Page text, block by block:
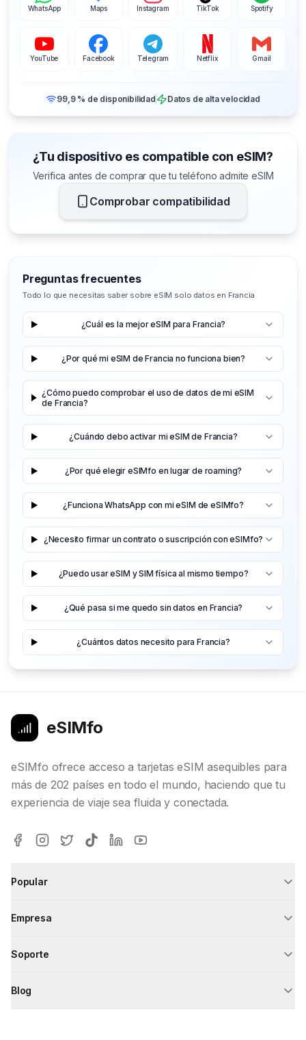
WhatsApp Maps Instagram TikTok Spotify
YouTube Facebook Telegram Netflix Gmail
99,9 % de disponibilidad Datos de alta velocidad
¿Tu dispositivo es compatible con eSIM?
Verifica antes de comprar que tu teléfono admite eSIM
Comprobar compatibilidad
Preguntas frecuentes
Todo lo que necesitas saber sobre eSIM solo datos en Francia
¿Cuál es la mejor eSIM para Francia?
¿Por qué mi eSIM de Francia no funciona bien?
¿Cómo puedo comprobar el uso de datos de mi eSIM
de Francia?
¿Cuándo debo activar mi eSIM de Francia?
¿Por qué elegir eSIMfo en lugar de roaming?
¿Funciona WhatsApp con mi eSIM de eSIMfo?
¿Necesito firmar un contrato o suscripción con eSIMfo?
¿Puedo usar eSIM y SIM física al mismo tiempo?
¿Qué pasa si me quedo sin datos en Francia?
¿Cuántos datos necesito para Francia?
eSIMfo
eSIMfo ofrece acceso a tarjetas eSIM asequibles para
más de 202 países en todo el mundo, haciendo que tu
experiencia de viaje sea fluida y conectada.
Popular
Empresa
Soporte
Blog